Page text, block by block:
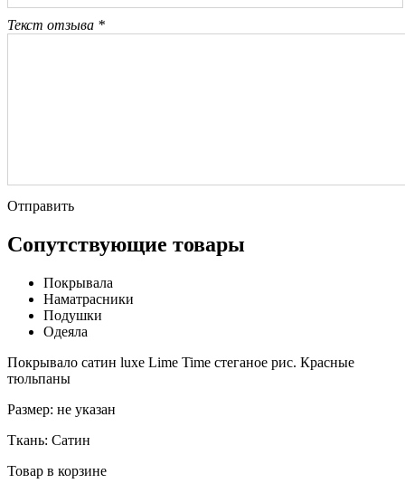
Текст отзыва *
Отправить
Сопутствующие товары
Покрывала
Наматрасники
Подушки
Одеяла
Покрывало сатин luxe Lime Time стеганое рис. Красные
тюльпаны
Размер: не указан
Ткань: Сатин
Товар в корзине